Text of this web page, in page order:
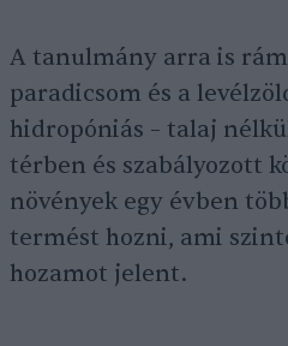
A tanulmány arra is
paradicsom és a
hidropóniás – talaj
térben és szabályozott
növények egy évben
termést hozni, ami
hozamot jelent.